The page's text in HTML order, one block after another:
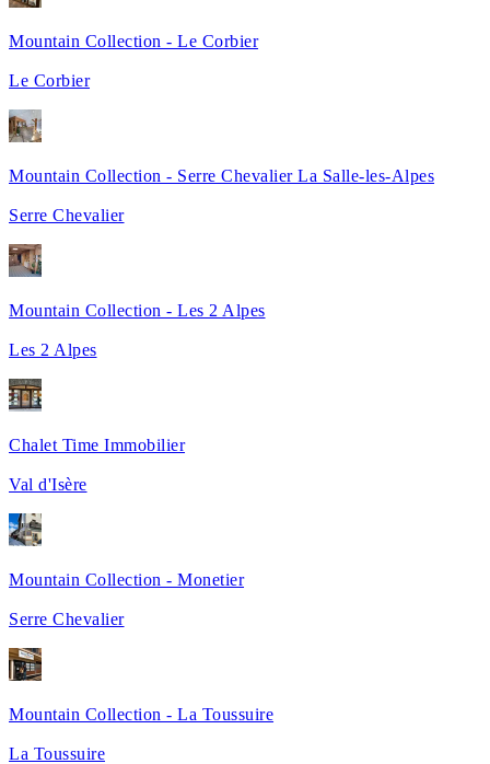
Mountain Collection - Le Corbier
Le Corbier
Mountain Collection - Serre Chevalier La Salle-les-Alpes
Serre Chevalier
Mountain Collection - Les 2 Alpes
Les 2 Alpes
Chalet Time Immobilier
Val d'Isère
Mountain Collection - Monetier
Serre Chevalier
Mountain Collection - La Toussuire
La Toussuire